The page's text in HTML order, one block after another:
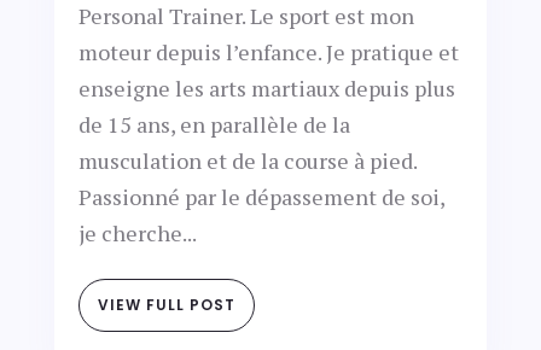
Personal Trainer. Le sport est mon
moteur depuis l’enfance. Je pratique et
enseigne les arts martiaux depuis plus
de 15 ans, en parallèle de la
musculation et de la course à pied.
Passionné par le dépassement de soi,
je cherche...
VIEW FULL POST